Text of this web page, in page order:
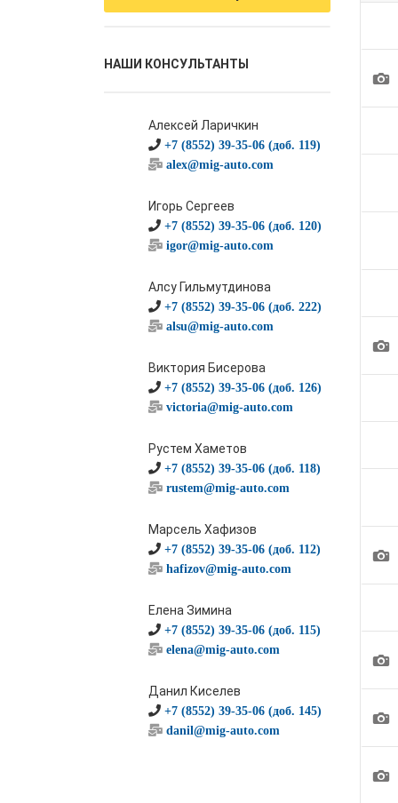
НАШИ КОНСУЛЬТАНТЫ
Алексей Ларичкин
+7 (8552) 39-35-06 (доб. 119)
alex@mig-auto.com
Игорь Сергеев
+7 (8552) 39-35-06 (доб. 120)
igor@mig-auto.com
Алсу Гильмутдинова
+7 (8552) 39-35-06 (доб. 222)
alsu@mig-auto.com
Виктория Бисерова
+7 (8552) 39-35-06 (доб. 126)
victoria@mig-auto.com
Рустем Хаметов
+7 (8552) 39-35-06 (доб. 118)
rustem@mig-auto.com
Марсель Хафизов
+7 (8552) 39-35-06 (доб. 112)
hafizov@mig-auto.com
Елена Зимина
+7 (8552) 39-35-06 (доб. 115)
elena@mig-auto.com
Данил Киселев
+7 (8552) 39-35-06 (доб. 145)
danil@mig-auto.com
1
1
1
1
1
1